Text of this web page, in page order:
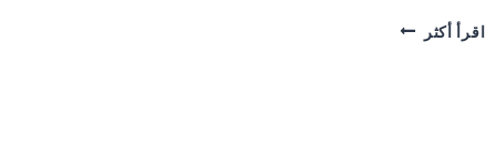
اقرأ أكثر
تصليح